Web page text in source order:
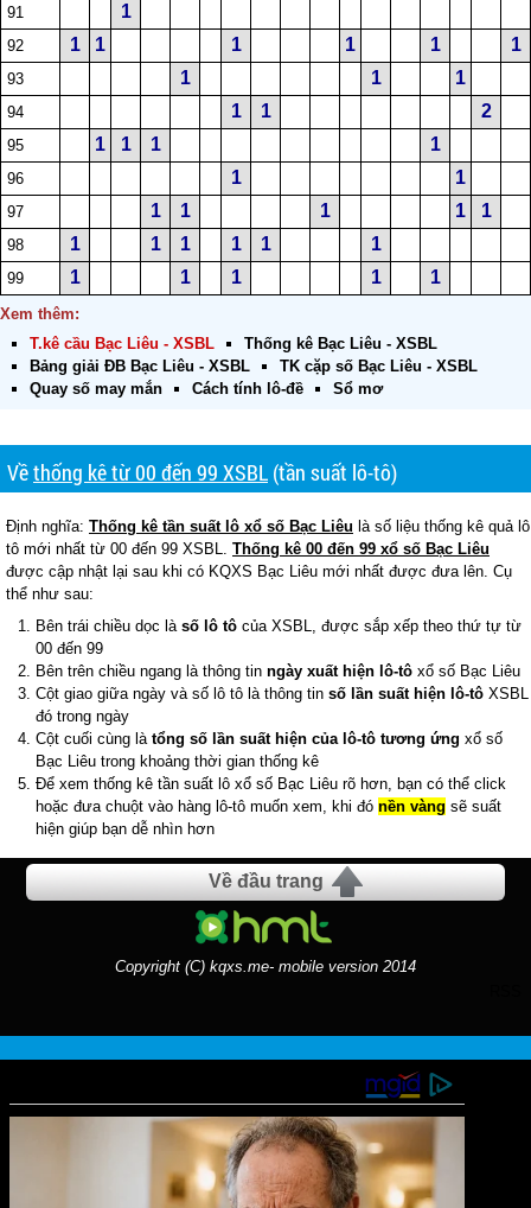
91
1
92 1 1 1 1 1 1
93 1 1 1
94 1 1 2
95 1 1 1 1
96 1 1
97 1 1 1 1 1
98 1 1 1 1 1 1
99 1 1 1 1 1
Xem thêm:
T.kê cầu Bạc Liêu - XSBL
Thống kê Bạc Liêu - XSBL
Bảng giải ĐB Bạc Liêu - XSBL
TK cặp số Bạc Liêu - XSBL
Quay số may mắn
Cách tính lô-đề Sổ mơ
Vềthống kê từ 00 đến 99 XSBL (tần suất lô-tô)
Định nghĩa: Thống kê tần suất lô xổ số Bạc Liêu là số liệu thống kê quả lô
tô mới nhất từ 00 đến 99 XSBL. Thống kê 00 đến 99 xổ số Bạc Liêu
được cập nhật lại sau khi có KQXS Bạc Liêu mới nhất được đưa lên. Cụ
thể như sau:
Bên trái chiều dọc là số lô tô của XSBL, được sắp xếp theo thứ tự từ
00 đến 99
Bên trên chiều ngang là thông tin ngày xuất hiện lô-tô xổ số Bạc Liêu
Cột giao giữa ngày và số lô tô là thông tin số lần suất hiện lô-tô XSBL
đó trong ngày
Cột cuối cùng là tổng số lần suất hiện của lô-tô tương ứng xổ số
Bạc Liêu trong khoảng thời gian thống kê
Để xem thống kê tần suất lô xổ số Bạc Liêu rõ hơn, bạn có thể click
hoặc đưa chuột vào hàng lô-tô muốn xem, khi đó nền vàng sẽ suất
hiện giúp bạn dễ nhìn hơn
Về đầu trang
Copyright (C) kqxs.me- mobile version 2014